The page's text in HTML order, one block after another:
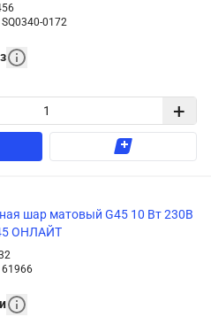
SQ0340-0172
+
шар матовый G45 10 Вт 230В
ОНЛАЙТ
61966